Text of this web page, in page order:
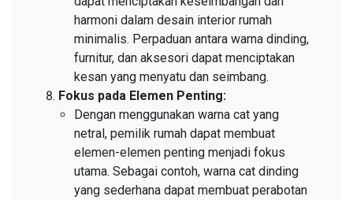
harmoni dalam desain interior rumah
minimalis. Perpaduan antara warna dinding,
furnitur, dan aksesori dapat menciptakan
kesan yang menyatu dan seimbang.
Fokus pada Elemen Penting:
Dengan menggunakan warna cat yang
netral, pemilik rumah dapat membuat
elemen-elemen penting menjadi fokus
utama. Sebagai contoh, warna cat dinding
yang sederhana dapat membuat perabotan